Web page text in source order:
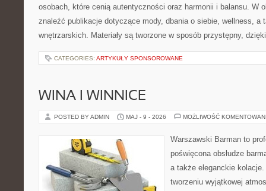
osobach, które cenią autentyczności oraz harmonii i balansu. W
znaleźć publikacje dotyczące mody, dbania o siebie, wellness, a
wnętrzarskich. Materiały są tworzone w sposób przystępny,
CATEGORIES: ARTYKUŁY SPONSOROWANE
WINA I WINNICE
POSTED BY ADMIN MAJ - 9 - 2026 MOŻLIWOŚĆ
Warszawski Barman to
poświęcona obsłudze
a także eleganckie
tworzeniu wyjątkowej